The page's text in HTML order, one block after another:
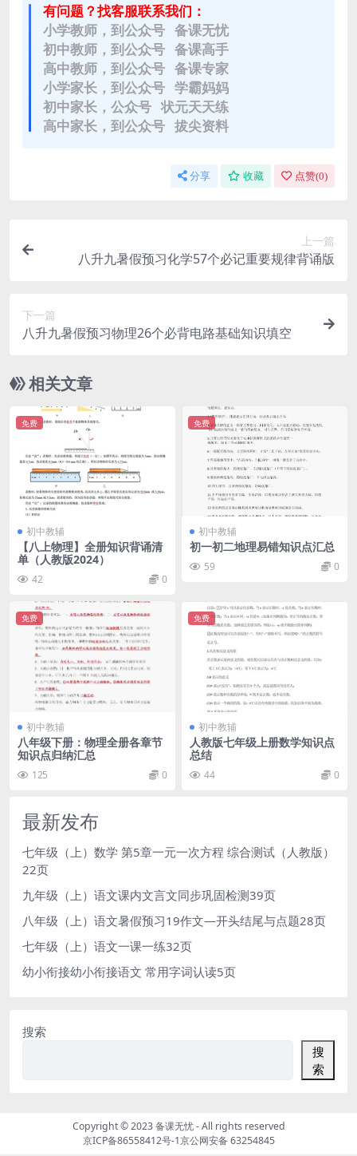
有问题？找客服联系我们：
小学教师，到公众号 备课无忧
初中教师，到公众号 备课高手
高中教师，到公众号 备课专家
小学家长，到公众号 学霸妈妈
初中家长，公众号 状元天天练
高中家长，到公众号 拔尖资料
分享 收藏 点赞(0)
上一篇
八升九暑假预习化学57个必记重要规律背诵版
下一篇
八升九暑假预习物理26个必背电路基础知识填空
相关文章
免费
初中教辅
【八上物理】全册知识背诵清
单（人教版2024）
42 0
免费
初中教辅
初一初二地理易错知识点汇总
59 0
免费
初中教辅
八年级下册：物理全册各章节
知识点归纳汇总
125 0
免费
初中教辅
人教版七年级上册数学知识点
总结
44 0
最新发布
七年级（上）数学 第5章一元一次方程 综合测试（人教版）
22页
九年级（上）语文课内文言文同步巩固检测39页
八年级（上）语文暑假预习19作文—开头结尾与点题28页
七年级（上）语文一课一练32页
幼小衔接幼小衔接语文 常用字词认读5页
搜索
搜
索
Copyright © 2023备课无忧- All rights reserved
京ICP备86558412号-1京公网安备 63254845